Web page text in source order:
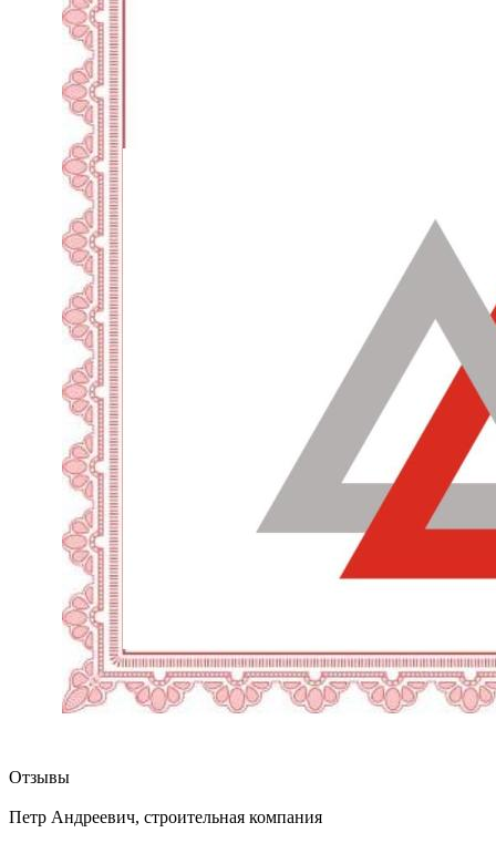
Отзывы
Петр Андреевич, строительная компания